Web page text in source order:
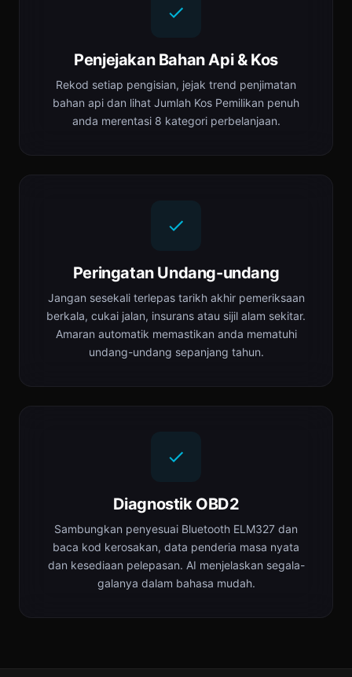
Penjejakan Bahan Api & Kos
Rekod setiap pengisian, jejak trend penjimatan
bahan api dan lihat Jumlah Kos Pemilikan penuh
anda merentasi 8 kategori perbelanjaan.
Peringatan Undang-undang
Jangan sesekali terlepas tarikh akhir pemeriksaan
berkala, cukai jalan, insurans atau sijil alam sekitar.
Amaran automatik memastikan anda mematuhi
undang-undang sepanjang tahun.
Diagnostik OBD2
Sambungkan penyesuai Bluetooth ELM327 dan
baca kod kerosakan, data penderia masa nyata
dan kesediaan pelepasan. AI menjelaskan segala-
galanya dalam bahasa mudah.